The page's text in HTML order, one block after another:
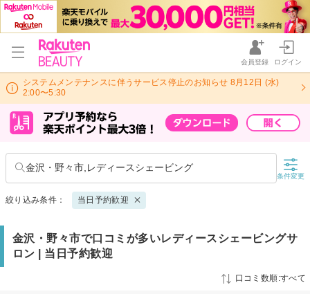
会員登録 ログイン
システムメンテナンスに伴うサービス停止のお知らせ 8月12日 (水)
2:00〜5:30
金沢・野々市,レディースシェービング
条件変更
絞り込み条件： 当日予約歓迎
金沢・野々市で口コミが多いレディースシェービングサ
ロン | 当日予約歓迎
口コミ数順:すべて